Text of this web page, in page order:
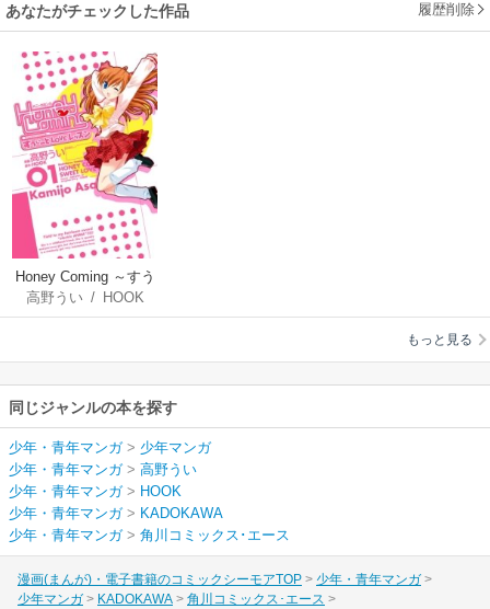
あなたがチェックした作品 履歴削除
Honey Coming ～すう
ぃーとLOVEレッスン
～
高野うい/ HOOK
もっと見る
同じジャンルの本を探す
少年・青年マンガ> 少年マンガ
少年・青年マンガ> 高野うい
少年・青年マンガ> HOOK
少年・青年マンガ> KADOKAWA
少年・青年マンガ> 角川コミックス･エース
漫画(まんが)・電子書籍のコミックシーモアTOP
少年・青年マンガ
少年マンガ
KADOKAWA
角川コミックス･エース